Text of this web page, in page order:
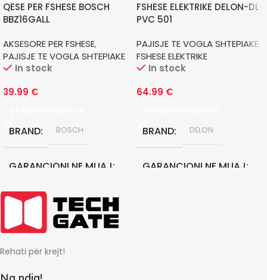
QESE PER FSHESE BOSCH
BBZ16GALL
AKSESORE PER FSHESE,
PAJISJE TE VOGLA SHTEPIAKE
In stock
39.99 €
BRAND BOSCH
GARANCIONI NE MUAJ
24
FSHESE ELEKTRIKE DELON-DL-
PVC 501
PAJISJE TE VOGLA SHTEPIAKE,
FSHESE ELEKTRIKE
In stock
64.99 €
BRAND DELON
GARANCIONI NE MUAJ
Rehati për krejt!